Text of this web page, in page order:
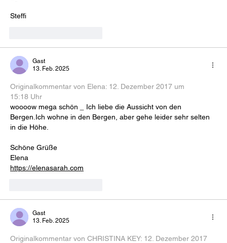
Steffi
Gast
13. Feb. 2025
Originalkommentar von Elena: 12. Dezember 2017 um
15:18 Uhr
woooow mega schön
Ich liebe die Aussicht von den
Bergen.Ich wohne in den Bergen, aber gehe leider sehr selten
in die Höhe.
Schöne Grüße
Elena
https://elenasarah.com
Gast
13. Feb. 2025
Originalkommentar von CHRISTINA KEY: 12. Dezember 2017